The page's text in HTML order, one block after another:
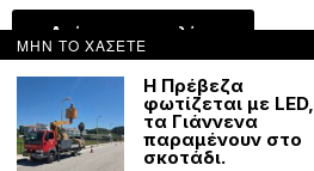
ΜΗΝ ΤΟ ΧΑΣΕΤΕ
Η Πρέβεζα
φωτίζεται με LED,
τα Γιάννενα
παραμένουν στο
σκοτάδι.